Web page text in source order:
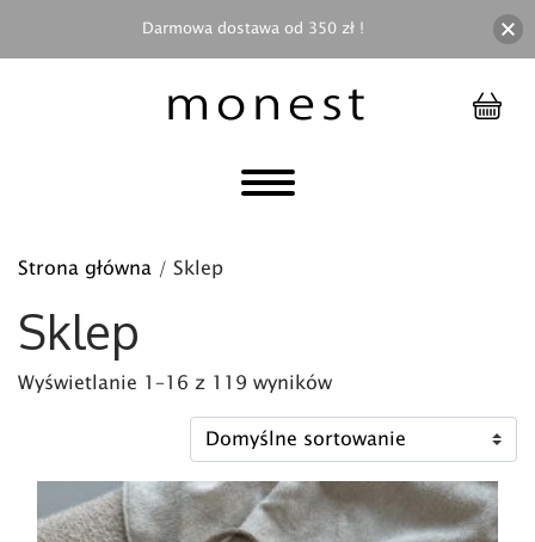
Strona główna / Sklep
Sklep
Wyświetlanie 1–16 z 119 wyników
Darmowa dostawa od 350 zł !